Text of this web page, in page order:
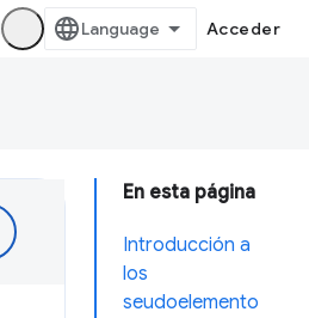
Acceder
En esta página
Introducción a
los
seudoelemento